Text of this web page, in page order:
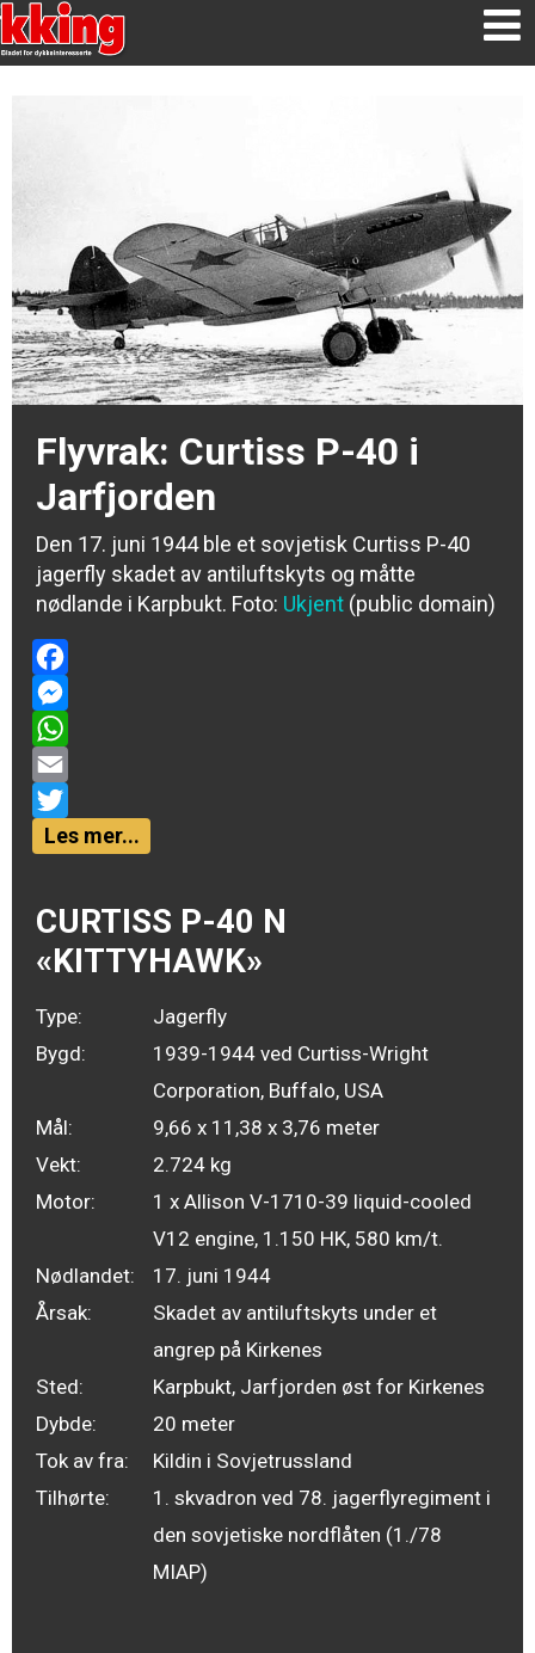
Flyvrak: Curtiss P-40 i
Jarfjorden
Den 17. juni 1944 ble et sovjetisk Curtiss P-40
jagerfly skadet av antiluftskyts og måtte
nødlande i Karpbukt. Foto: Ukjent (public domain)
Facebook
Messenger
WhatsApp
Email
Twitter
Les mer...
CURTISS P-40 N
«KITTYHAWK»
Type:
Jagerfly
Bygd:
1939-1944 ved Curtiss-Wright
Corporation, Buffalo, USA
Mål:
9,66 x 11,38 x 3,76 meter
Vekt:
2.724 kg
Motor:
1 x Allison V-1710-39 liquid-cooled
V12 engine, 1.150 HK, 580 km/t.
Nødlandet:
17. juni 1944
Årsak:
Skadet av antiluftskyts under et
angrep på Kirkenes
Sted:
Karpbukt, Jarfjorden øst for Kirkenes
Dybde:
20 meter
Tok av fra:
Kildin i Sovjetrussland
Tilhørte:
1. skvadron ved 78. jagerflyregiment i
den sovjetiske nordflåten (1./78
MIAP)